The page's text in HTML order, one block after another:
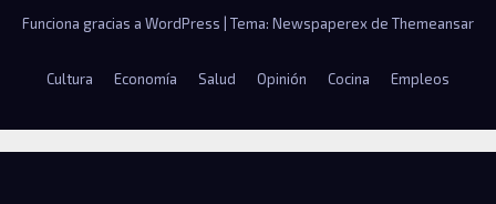
Funciona gracias a WordPress Tema: Newspaperex de Themeansar
Cultura Economía Salud Opinión Cocina Empleos